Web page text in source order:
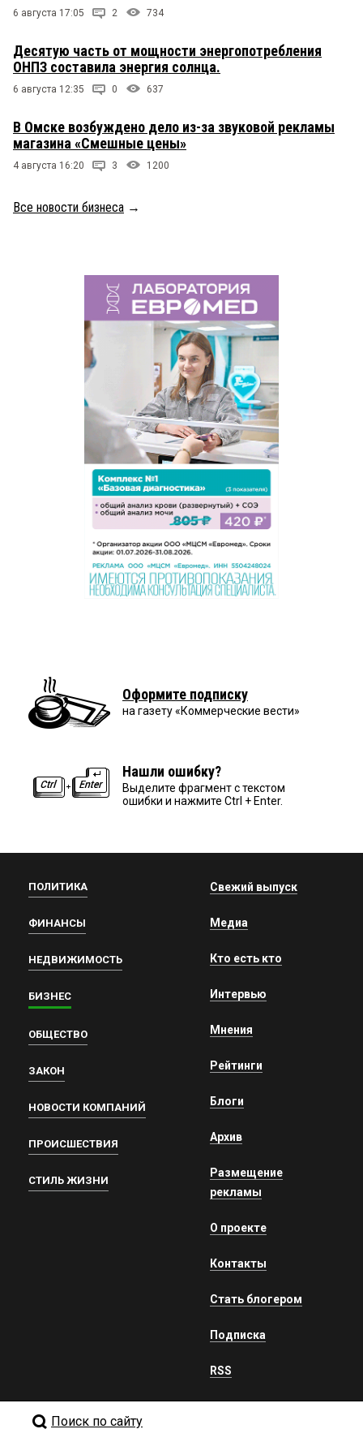
6 августа 17:05 2 734
Десятую часть от мощности энергопотребления
ОНПЗ составила энергия солнца.
6 августа 12:35 0 637
В Омске возбуждено дело из-за звуковой рекламы
магазина «Смешные цены»
4 августа 16:20 3 1200
Все новости бизнеса →
Оформите подписку
на газету «Коммерческие вести»
Нашли ошибку?
Выделите фрагмент с текстом
ошибки и нажмите Ctrl + Enter.
ПОЛИТИКА
ФИНАНСЫ
НЕДВИЖИМОСТЬ
БИЗНЕС
ОБЩЕСТВО
ЗАКОН
НОВОСТИ КОМПАНИЙ
ПРОИСШЕСТВИЯ
СТИЛЬ ЖИЗНИ
Свежий выпуск
Медиа
Кто есть кто
Интервью
Мнения
Рейтинги
Блоги
Архив
Размещение
рекламы
О проекте
Контакты
Стать блогером
Подписка
RSS
Поиск по сайту